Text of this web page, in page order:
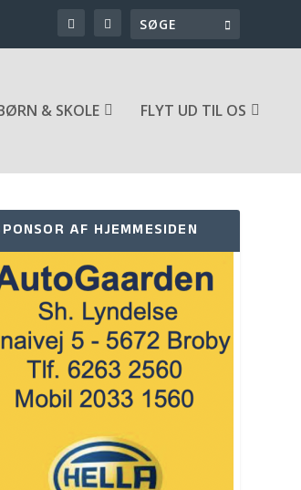
& SKOLE FLYT UD TIL OS
AF HJEMMESIDEN